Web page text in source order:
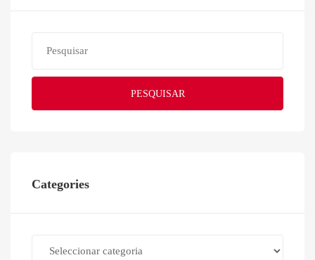
PESQUISAR
Categories